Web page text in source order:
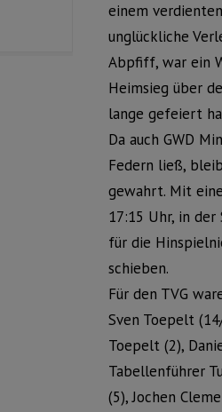
einem
unglückliche
Abpfiff, war ein
Heimsieg über
lange gefeiert
Da auch GWD
Federn ließ,
gewahrt. Mit
17:15 Uhr, in der
für die
schieben.
Für den TVG
Sven Toepelt
Toepelt (2),
Tabellenführer
(5), Jochen